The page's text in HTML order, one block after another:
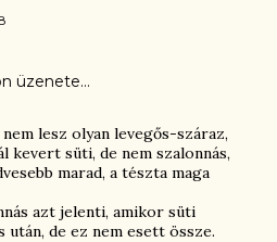
üzenete…
lesz olyan levegős-száraz,
kevert süti, de nem szalonnás,
marad, a tészta maga
azt jelenti, amikor süti
után, de ez nem esett össze.